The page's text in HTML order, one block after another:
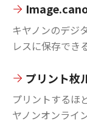
キヤノンのデジ
レスに保存でき
プリント枚
プリントするほ
ヤノンオンライ